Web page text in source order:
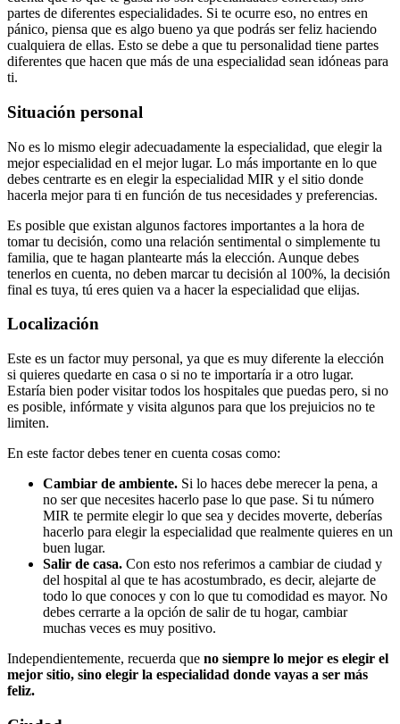
partes de diferentes especialidades. Si te ocurre eso, no entres en
pánico, piensa que es algo bueno ya que podrás ser feliz haciendo
cualquiera de ellas. Esto se debe a que tu personalidad tiene partes
diferentes que hacen que más de una especialidad sean idóneas para
ti.
Situación personal
No es lo mismo elegir adecuadamente la especialidad, que elegir la
mejor especialidad en el mejor lugar. Lo más importante en lo que
debes centrarte es en elegir la especialidad MIR y el sitio donde
hacerla mejor para ti en función de tus necesidades y preferencias.
Es posible que existan algunos factores importantes a la hora de
tomar tu decisión, como una relación sentimental o simplemente tu
familia, que te hagan plantearte más la elección. Aunque debes
tenerlos en cuenta, no deben marcar tu decisión al 100%, la decisión
final es tuya, tú eres quien va a hacer la especialidad que elijas.
Localización
Este es un factor muy personal, ya que es muy diferente la elección
si quieres quedarte en casa o si no te importaría ir a otro lugar.
Estaría bien poder visitar todos los hospitales que puedas pero, si no
es posible, infórmate y visita algunos para que los prejuicios no te
limiten.
En este factor debes tener en cuenta cosas como:
Cambiar de ambiente. Si lo haces debe merecer la pena, a
no ser que necesites hacerlo pase lo que pase. Si tu número
MIR te permite elegir lo que sea y decides moverte, deberías
hacerlo para elegir la especialidad que realmente quieres en un
buen lugar.
Salir de casa. Con esto nos referimos a cambiar de ciudad y
del hospital al que te has acostumbrado, es decir, alejarte de
todo lo que conoces y con lo que tu comodidad es mayor. No
debes cerrarte a la opción de salir de tu hogar, cambiar
muchas veces es muy positivo.
Independientemente, recuerda que no siempre lo mejor es elegir el
mejor sitio, sino elegir la especialidad donde vayas a ser más
feliz.